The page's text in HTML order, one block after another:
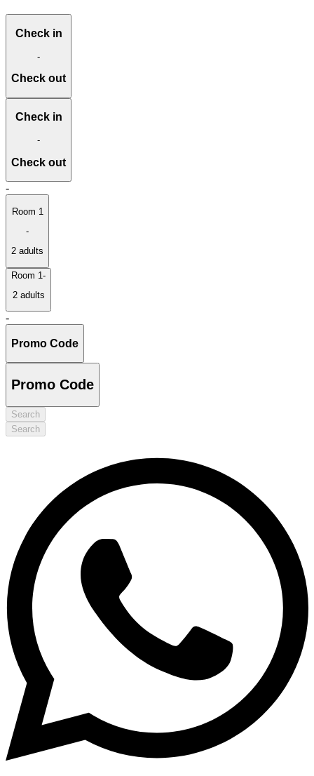
Check in
-
Check out
Check in
-
Check out
-
Room 1
-
2 adults
Room 1-
2 adults
-
Promo Code
Promo Code
Search
Search